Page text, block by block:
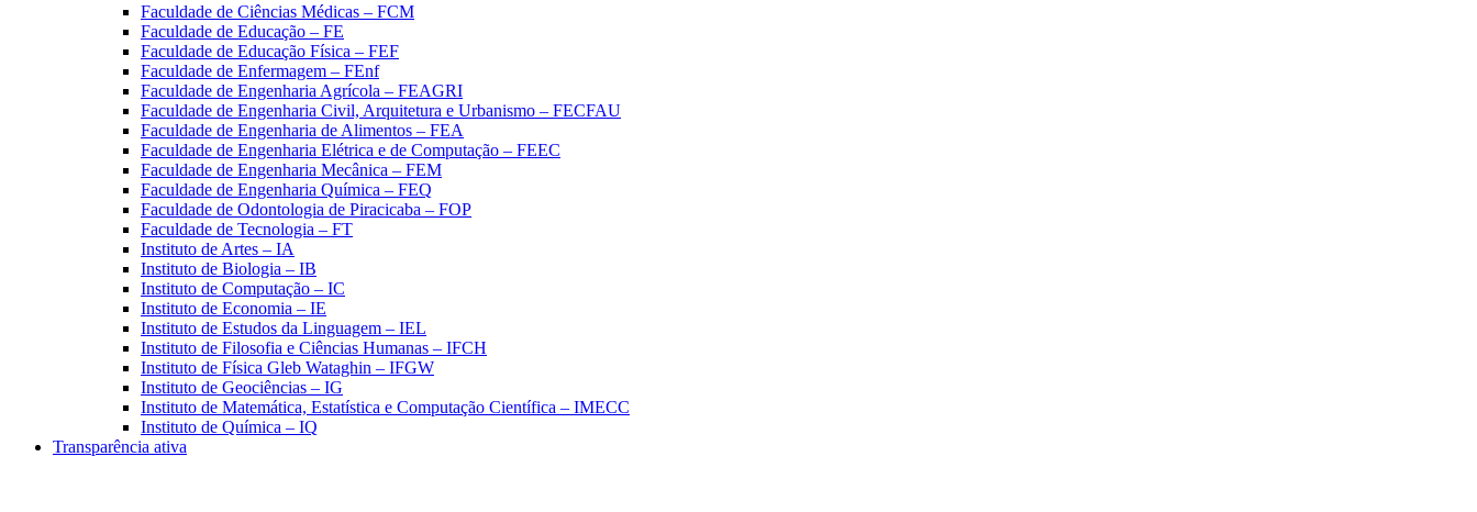
Faculdade de Ciências Médicas – FCM
Faculdade de Educação – FE
Faculdade de Educação Física – FEF
Faculdade de Enfermagem – FEnf
Faculdade de Engenharia Agrícola – FEAGRI
Faculdade de Engenharia Civil, Arquitetura e Urbanismo – FECFAU
Faculdade de Engenharia de Alimentos – FEA
Faculdade de Engenharia Elétrica e de Computação – FEEC
Faculdade de Engenharia Mecânica – FEM
Faculdade de Engenharia Química – FEQ
Faculdade de Odontologia de Piracicaba – FOP
Faculdade de Tecnologia – FT
Instituto de Artes – IA
Instituto de Biologia – IB
Instituto de Computação – IC
Instituto de Economia – IE
Instituto de Estudos da Linguagem – IEL
Instituto de Filosofia e Ciências Humanas – IFCH
Instituto de Física Gleb Wataghin – IFGW
Instituto de Geociências – IG
Instituto de Matemática, Estatística e Computação Científica – IMECC
Instituto de Química – IQ
Transparência ativa